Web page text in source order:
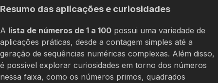
Resumo das aplicações e curiosidades
A lista de números de 1 a 100 possui uma variedade de
aplicações práticas, desde a contagem simples até a
geração de sequências numéricas complexas. Além disso,
é possível explorar curiosidades em torno dos números
nessa faixa, como os números primos, quadrados